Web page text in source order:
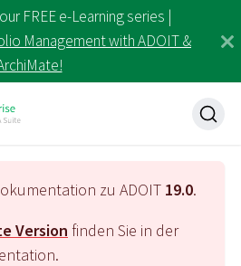
FREE e-Learning series |
Management with ADOIT &
zu ADOIT 19.0.
Version finden Sie in der